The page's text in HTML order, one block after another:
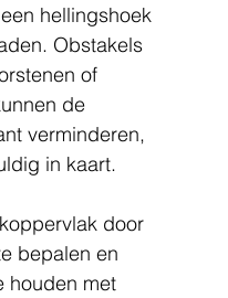
hellingshoek
Obstakels
of
de
verminderen,
in kaart.
door
bepalen en
houden met